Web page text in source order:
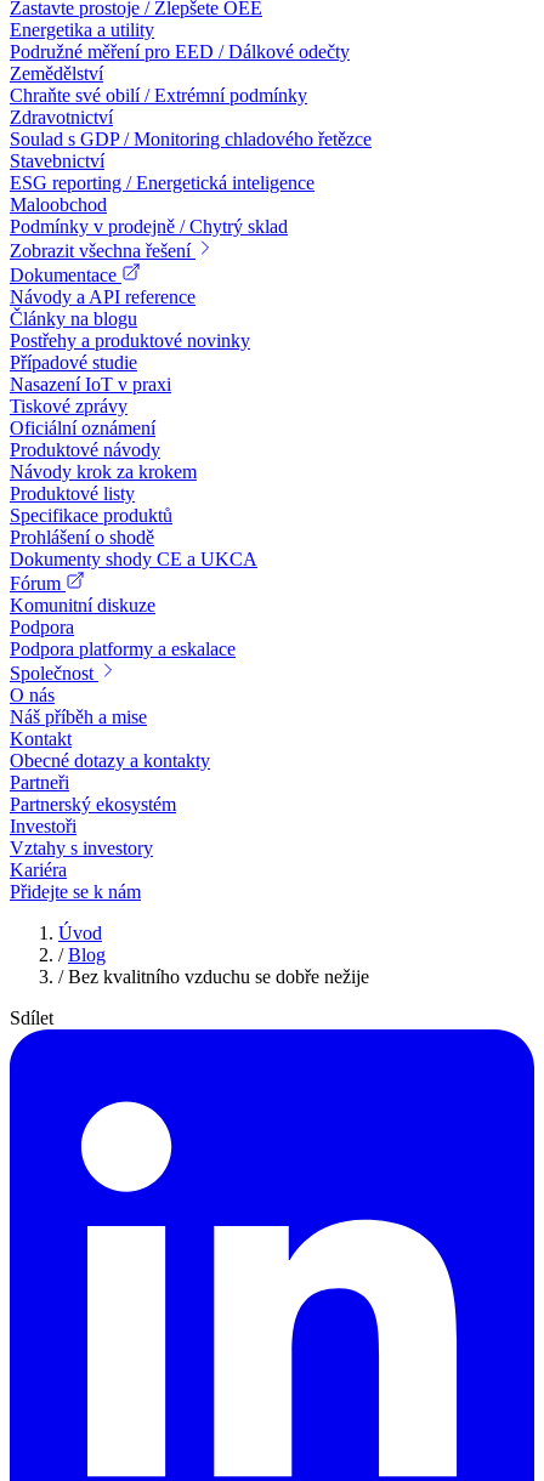
Zastavte prostoje / Zlepšete OEE
Energetika a utility
Podružné měření pro EED / Dálkové odečty
Zemědělství
Chraňte své obilí / Extrémní podmínky
Zdravotnictví
Soulad s GDP / Monitoring chladového řetězce
Stavebnictví
ESG reporting / Energetická inteligence
Maloobchod
Podmínky v prodejně / Chytrý sklad
Zobrazit všechna řešení
Dokumentace
Návody a API reference
Články na blogu
Postřehy a produktové novinky
Případové studie
Nasazení IoT v praxi
Tiskové zprávy
Oficiální oznámení
Produktové návody
Návody krok za krokem
Produktové listy
Specifikace produktů
Prohlášení o shodě
Dokumenty shody CE a UKCA
Fórum
Komunitní diskuze
Podpora
Podpora platformy a eskalace
Společnost
O nás
Náš příběh a mise
Kontakt
Obecné dotazy a kontakty
Partneři
Partnerský ekosystém
Investoři
Vztahy s investory
Kariéra
Přidejte se k nám
Úvod
/ Blog
/ Bez kvalitního vzduchu se dobře nežije
Sdílet